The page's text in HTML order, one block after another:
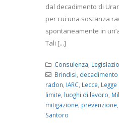
dal decadimento di
per cui una sostanza
spontaneamente in
Tali [...]
Consulenza,
Brindisi,
radon, IARC, Lecce,
limite, luoghi di lavoro,
mitigazione, prevenzione,
Santoro